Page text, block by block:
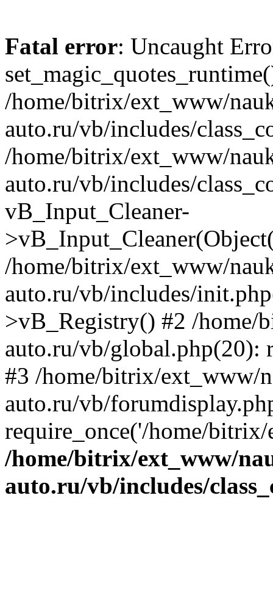
Fatal error: Uncaught
/home/bitrix/ext_www/
auto.ru/vb/includes/
/home/bitrix/ext_www/
auto.ru/vb/includes/
vB_Input_Cleaner-
/home/bitrix/ext_www/
auto.ru/vb/includes/
>vB_Registry() #2 /home/
auto.ru/vb/global.php(20):
#3 /home/bitrix/ext_www/
auto.ru/vb/
require_once('/home/
/home/bitrix/ext_www/
auto.ru/vb/includes/